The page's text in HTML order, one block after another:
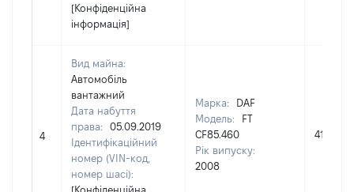
[Конфіденційна
інформація]
4
Вид майна:
Автомобіль
вантажний
Дата набуття
права:
05.09.2019
Ідентифікаційний
номер (VIN-код,
номер шасі):
[Конфіденційна
Марка:
DAF
Модель:
FT
CF85.460
Рік випуску:
2008
41000